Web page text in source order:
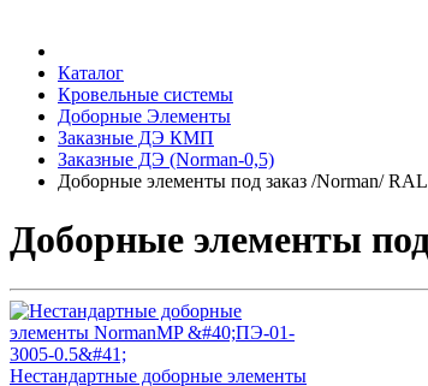
Каталог
Кровельные системы
Доборные Элементы
Заказные ДЭ КМП
Заказные ДЭ (Norman-0,5)
Доборные элементы под заказ /Norman/
Доборные элементы
Нестандартные доборные элементы